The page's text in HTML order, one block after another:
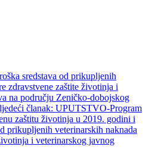
sredstava od prikupljenih
zdravstvene zaštite životinja i
na području Zeničko-dobojskog
članak: UPUTSTVO-Program
zaštitu životinja u 2019. godini i
prikupljenih veterinarskih naknada
i veterinarskog javnog